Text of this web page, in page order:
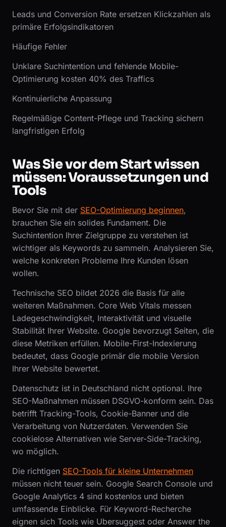
Leads und Conversion Rate ersetzen Klickzahlen als
primäre Erfolgsindikatoren
Häufige Fehler
Unklare Suchintention und fehlende Mobile-
Optimierung kosten 40% des Traffics
Kontinuierliche Anpassung
Regelmäßige Content-Pflege und Tracking sichern
langfristigen Erfolg
Was Sie vor dem Start wissen
müssen: Voraussetzungen und
Tools
Bevor Sie mit der SEO-Optimierung beginnen,
brauchen Sie ein solides Fundament. Die
Suchintention Ihrer Zielgruppe zu verstehen ist
wichtiger als Keywords zu sammeln. Analysieren Sie,
welche konkreten Probleme Ihre Kunden lösen
wollen.
Technische SEO bildet 2026 die Basis für alle
weiteren Maßnahmen. Core Web Vitals messen
Ladegeschwindigkeit, Interaktivität und visuelle
Stabilität Ihrer Website. Google bevorzugt Seiten, die
diese Metriken erfüllen. Mobile-First-Indexierung
bedeutet, dass Google primär die mobile Version
Ihrer Website bewertet.
Datenschutz ist in Deutschland nicht optional. Ihre
SEO-Maßnahmen müssen DSGVO-konform sein. Das
betrifft Tracking-Tools, Cookie-Banner und die
Verarbeitung von Nutzerdaten. Verwenden Sie
cookielose Alternativen wie Server-Side-Tracking,
wo möglich.
Die richtigen SEO-Tools für kleine Unternehmen
müssen nicht teuer sein. Google Search Console und
Google Analytics 4 sind kostenlos und bieten
umfassende Einblicke. Für Keyword-Recherche
eignen sich Tools wie Ubersuggest oder Answer the